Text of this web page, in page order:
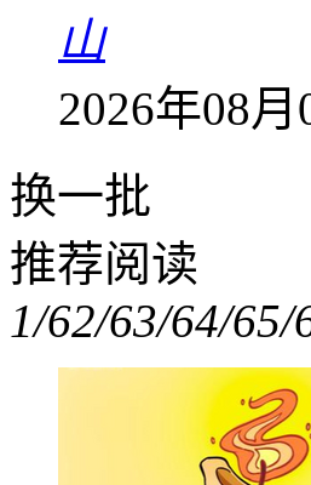
山
2026年08
换一批
推荐阅读
1/62/63/64/65/